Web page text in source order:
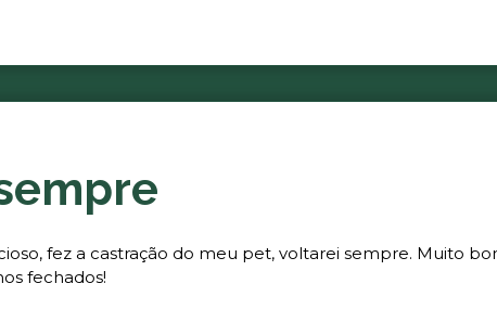
fez a castração do meu pet, voltarei sempre. Muito
fechados!